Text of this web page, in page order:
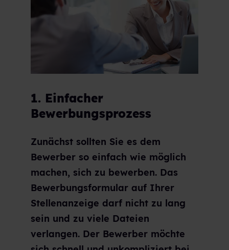
1. Einfacher
Bewerbungsprozess
Zunächst sollten Sie es dem
Bewerber so einfach wie möglich
machen, sich zu bewerben. Das
Bewerbungsformular auf Ihrer
Stellenanzeige darf nicht zu lang
sein und zu viele Dateien
verlangen. Der Bewerber möchte